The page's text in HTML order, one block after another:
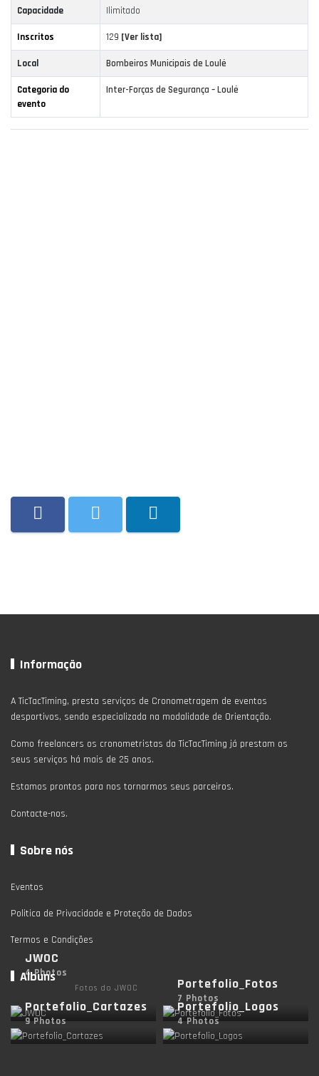
Capacidade Ilimitado
Inscritos 129 [Ver lista]
Local Bombeiros Municipais de Loulé
Categoria do
evento
Inter-Forças de Segurança – Loulé
Informação
A TicTacTiming, presta serviços de Cronometragem de eventos
desportivos, sendo especializada na modalidade de Orientação.
Como freelancers os cronometristas da TicTacTiming já prestam os
seus serviços há mais de 25 anos.
Estamos prontos para nos tornarmos seus parceiros.
Contacte-nos.
Sobre nós
Eventos
Politica de Privacidade e Proteção de Dados
Termos e Condições
Albuns
JWOC
4 Photos
Fotos do JWOC Portefolio_Fotos
7 Photos
Portefolio_Cartazes
9 Photos
Portefolio_Logos
4 Photos